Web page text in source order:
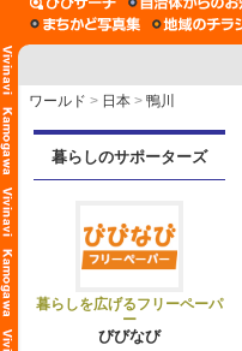
ワールド > 日本 > 鴨川
暮らしのサポーターズ
暮らしを広げるフリーペーパ
ー
びびなび